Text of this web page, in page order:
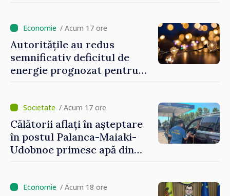
/ Acum 17 ore
Autoritățile au redus
semnificativ deficitul de
energie prognozat pentru
/ Acum 17 ore
Călătorii aflați în așteptare
în postul Palanca-Maiaki-
Udobnoe primesc apă din
/ Acum 18 ore